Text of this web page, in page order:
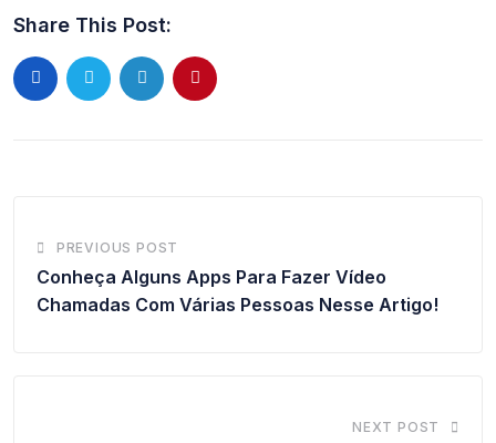
Share This Post:
PREVIOUS POST
Conheça Alguns Apps Para Fazer Vídeo
Chamadas Com Várias Pessoas Nesse Artigo!
NEXT POST